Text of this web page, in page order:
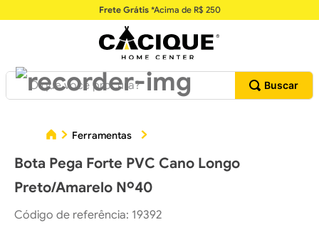
Frete Grátis*Acima de R$ 250
O que você procura?
Ferramentas
Bota Pega Forte PVC Cano Longo
Preto/Amarelo Nº40
Código de referência: 19392